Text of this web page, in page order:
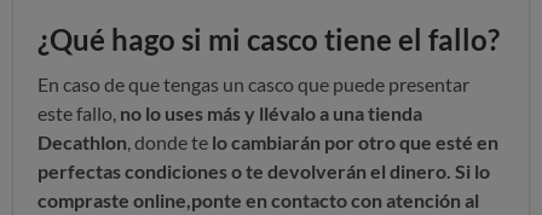
¿Qué hago si mi casco tiene el fallo?
En caso de que tengas un casco que puede presentar
este fallo, no lo uses más y llévalo a una tienda
Decathlon , donde te lo cambiarán por otro que esté en
perfectas condiciones o te devolverán el dinero. Si lo
compraste online,ponte en contacto con atención al